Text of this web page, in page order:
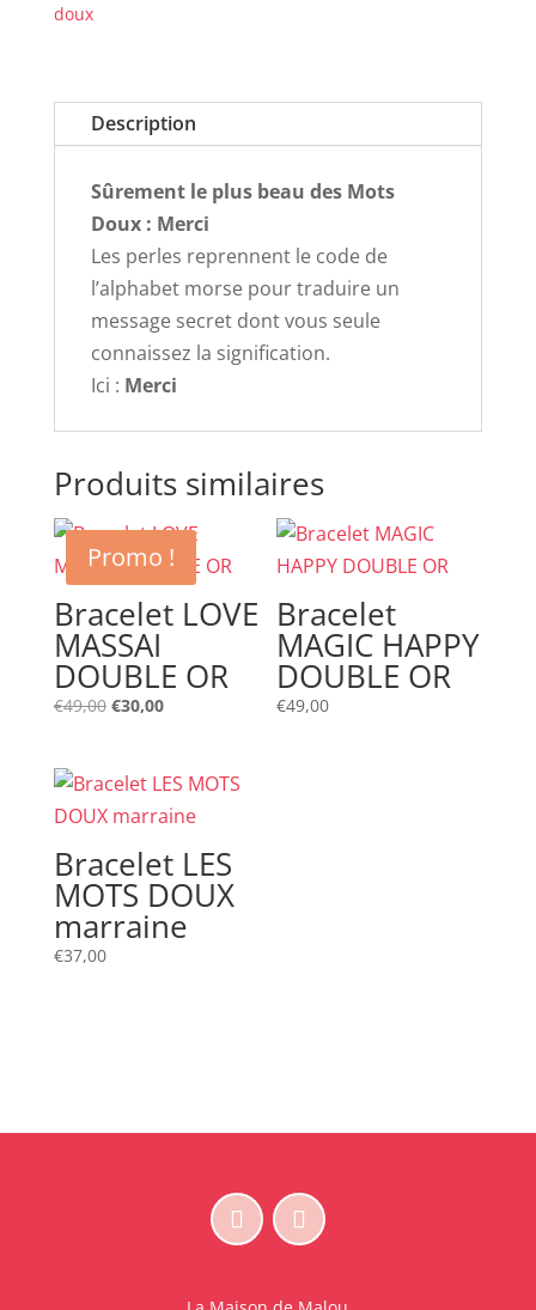
doux
Description
Sûrement le plus beau des Mots
Doux : Merci
Les perles reprennent le code de
l’alphabet morse pour traduire un
message secret dont vous seule
connaissez la signification.
Ici : Merci
Produits similaires
Promo !
Bracelet LOVE
MASSAI
DOUBLE OR
€49,00 Le
était :
€49,00.
€30,00Le
est :
€30,00.
Bracelet
MAGIC HAPPY
DOUBLE OR
€49,00
Bracelet LES
MOTS DOUX
marraine
€37,00